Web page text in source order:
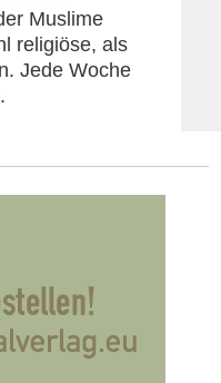
Muslime
religiöse, als
Jede Woche